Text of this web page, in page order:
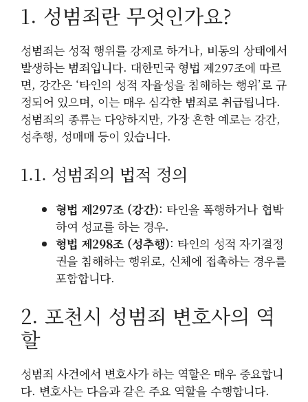
1. 성범죄란 무엇인가요?
성범죄는 성적 행위를 강제로 하거나, 비동의 상태에서
발생하는 범죄입니다. 대한민국 형법 제297조에 따르
면, 강간은 ‘타인의 성적 자율성을 침해하는 행위’로 규
정되어 있으며, 이는 매우 심각한 범죄로 취급됩니다.
성범죄의 종류는 다양하지만, 가장 흔한 예로는 강간,
성추행, 성매매 등이 있습니다.
1.1. 성범죄의 법적 정의
형법 제297조 (강간): 타인을 폭행하거나 협박
하여 성교를 하는 경우.
형법 제298조 (성추행): 타인의 성적 자기결정
권을 침해하는 행위로, 신체에 접촉하는 경우를
포함합니다.
2. 포천시 성범죄 변호사의 역
할
성범죄 사건에서 변호사가 하는 역할은 매우 중요합니
다. 변호사는 다음과 같은 주요 역할을 수행합니다.